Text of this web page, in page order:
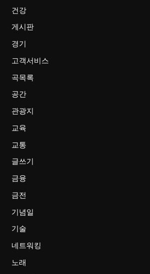
건강
게시판
경기
고객서비스
곡목록
공간
관광지
교육
교통
글쓰기
금융
금전
기념일
기술
네트워킹
노래